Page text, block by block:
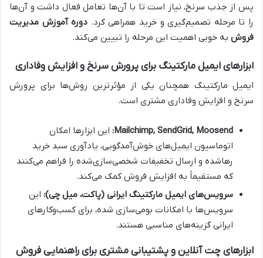
پس از جذب سرنخ، نیاز است تا با آن‌ها تعامل فعال داشت و آن‌ها
را تا مرحله تصمیم‌گیری و خرید همراهی کرد. دوره آموزش مدیریت
فروش به خوبی اهمیت این مرحله را تبیین می‌کند.
ابزارهای ایمیل مارکتینگ برای پرورش سرنخ و افزایش وفاداری
ایمیل مارکتینگ همچنان یکی از مؤثرترین روش‌ها برای پرورش
سرنخ و افزایش وفاداری مشتری است.
Mailchimp, SendGrid, Moosend: این ابزارها امکان
اتوماسیون ایمیل‌های خوش‌آمدگویی، یادآوری سبد خرید
رهاشده و ارسال تخفیفات شخصی‌سازی‌شده را فراهم می‌کنند
که مستقیماً به افزایش فروش کمک می‌کند.
سرویس‌های ایمیل مارکتینگ ایرانی (پاکت، میل چی): این
سرویس‌ها با امکانات بومی‌سازی شده، برای کسب‌وکارهای
ایرانی گزینه‌های مناسبی هستند.
ابزارهای چت آنلاین و پشتیبانی مشتری برای راهنمایی فروش